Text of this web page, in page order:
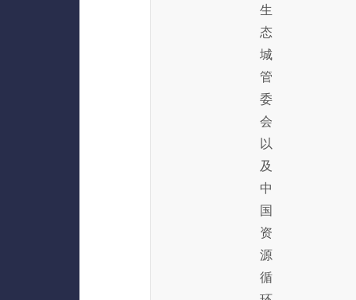
生
态
城
管
委
会
以
及
中
国
资
源
循